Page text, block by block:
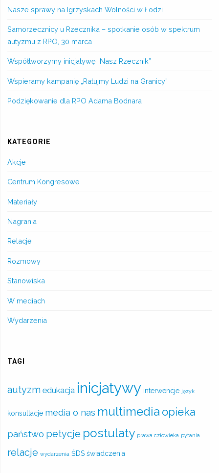
Nasze sprawy na Igrzyskach Wolności w Łodzi
Samorzecznicy u Rzecznika – spotkanie osób w spektrum
autyzmu z RPO, 30 marca
Współtworzymy inicjatywę „Nasz Rzecznik”
Wspieramy kampanię „Ratujmy Ludzi na Granicy”
Podziękowanie dla RPO Adama Bodnara
KATEGORIE
Akcje
Centrum Kongresowe
Materiały
Nagrania
Relacje
Rozmowy
Stanowiska
W mediach
Wydarzenia
TAGI
autyzm edukacja inicjatywy interwencje język
konsultacje media o nas multimedia opieka
państwo petycje postulaty prawa człowieka pytania
relacje wydarzenia ŚDS świadczenia